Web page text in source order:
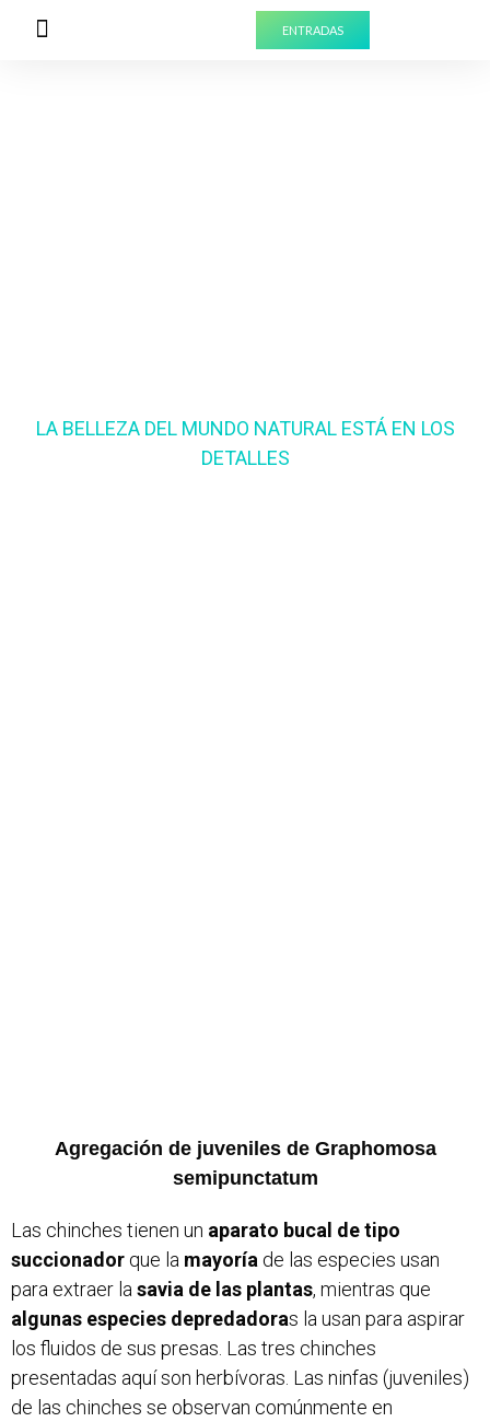
ENTRADAS
LA BELLEZA DEL MUNDO NATURAL ESTÁ EN LOS
DETALLES
Agregación de juveniles de Graphomosa
semipunctatum
Las chinches tienen un aparato bucal de tipo
succionador que la mayoría de las especies usan
para extraer la savia de las plantas, mientras que
algunas especies depredadoras la usan para aspirar
los fluidos de sus presas. Las tres chinches
presentadas aquí son herbívoras. Las ninfas (juveniles)
de las chinches se observan comúnmente en